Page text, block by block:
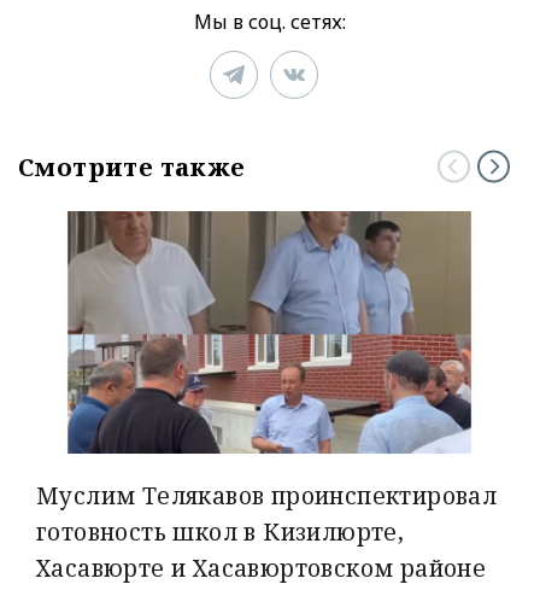
Мы в соц. сетях:
Смотрите также
Муслим Телякавов проинспектировал
готовность школ в Кизилюрте,
Хасавюрте и Хасавюртовском районе